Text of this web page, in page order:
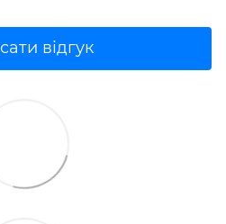
відгук